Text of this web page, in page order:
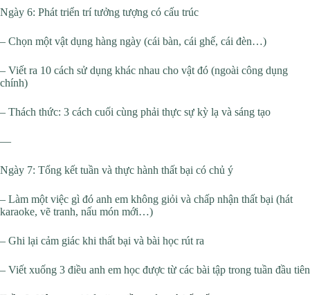
Ngày 6: Phát triển trí tưởng tượng có cấu trúc
– Chọn một vật dụng hàng ngày (cái bàn, cái ghế, cái đèn…)
– Viết ra 10 cách sử dụng khác nhau cho vật đó (ngoài công dụng
chính)
– Thách thức: 3 cách cuối cùng phải thực sự kỳ lạ và sáng tạo
—
Ngày 7: Tổng kết tuần và thực hành thất bại có chủ ý
– Làm một việc gì đó anh em không giỏi và chấp nhận thất bại (hát
karaoke, vẽ tranh, nấu món mới…)
– Ghi lại cảm giác khi thất bại và bài học rút ra
– Viết xuống 3 điều anh em học được từ các bài tập trong tuần đầu tiên